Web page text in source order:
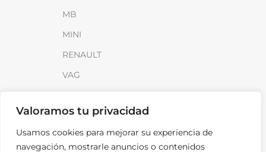
Valoramos tu privacidad
Usamos cookies para mejorar su experiencia de
navegación, mostrarle anuncios o contenidos
MB
MINI
RENAULT
VAG
INFORMACIÓN
Sobre SparkLoad
Distribuidores